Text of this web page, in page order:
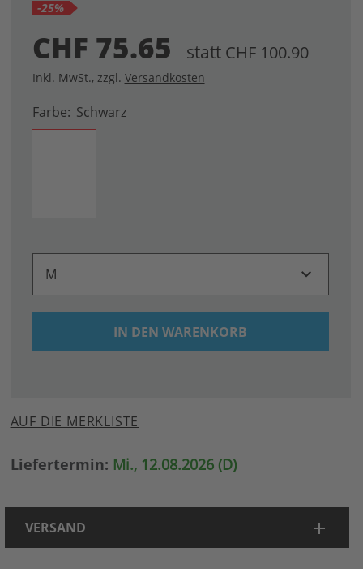
-25%
CHF 75.65 statt CHF 100.90
Inkl. MwSt., zzgl. Versandkosten
Farbe Schwarz
M
IN DEN WARENKORB
AUF DIE MERKLISTE
Liefertermin: Mi., 12.08.2026 (D)
VERSAND